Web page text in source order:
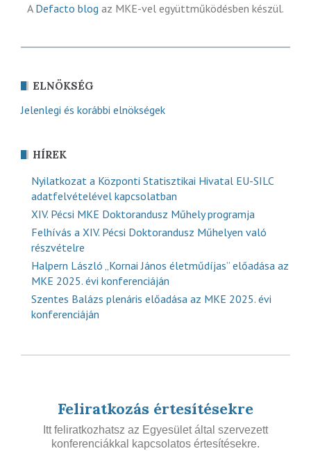
A Defacto blog az MKE-vel együttműködésben készül.
ELNÖKSÉG
Jelenlegi és korábbi elnökségek
HÍREK
Nyilatkozat a Központi Statisztikai Hivatal EU-SILC
adatfelvételével kapcsolatban
XIV. Pécsi MKE Doktorandusz Műhely programja
Felhívás a XIV. Pécsi Doktorandusz Műhelyen való
részvételre
Halpern László „Kornai János életműdíjas” előadása az
MKE 2025. évi konferenciáján
Szentes Balázs plenáris előadása az MKE 2025. évi
konferenciáján
Feliratkozás értesítésekre
Itt feliratkozhatsz az Egyesület által szervezett
konferenciákkal kapcsolatos értesítésekre.